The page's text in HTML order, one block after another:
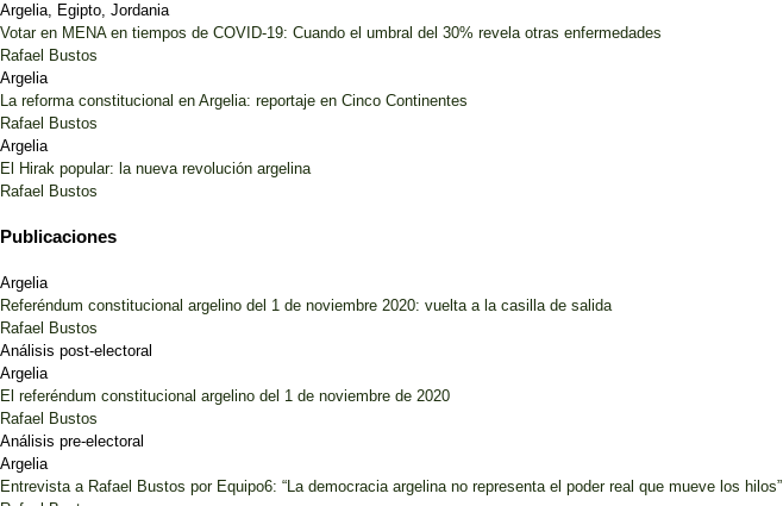
Argelia, Egipto, Jordania
Votar en MENA en tiempos de COVID-19: Cuando el umbral del 30% revela otras enfermedades
Rafael Bustos
Argelia
La reforma constitucional en Argelia: reportaje en Cinco Continentes
Rafael Bustos
Argelia
El Hirak popular: la nueva revolución argelina
Rafael Bustos
Publicaciones
Argelia
Referéndum constitucional argelino del 1 de noviembre 2020: vuelta a la casilla de salida
Rafael Bustos
Análisis post-electoral
Argelia
El referéndum constitucional argelino del 1 de noviembre de 2020
Rafael Bustos
Análisis pre-electoral
Argelia
Entrevista a Rafael Bustos por Equipo6: “La democracia argelina no representa el poder real que mueve los hilos”